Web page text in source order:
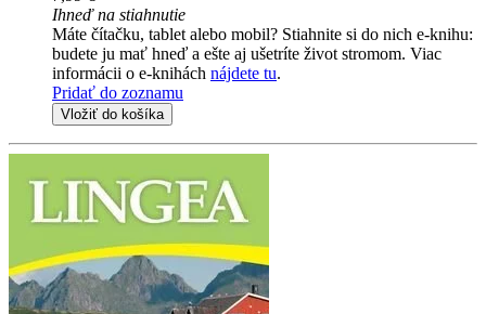
Ihneď na stiahnutie
Máte čítačku, tablet alebo mobil? Stiahnite si do nich e-knihu:
budete ju mať hneď a ešte aj ušetríte život stromom. Viac
informácii o e-knihách nájdete tu.
Pridať do zoznamu
Vložiť do košíka